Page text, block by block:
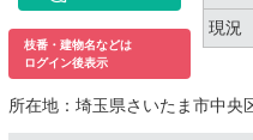
枝番・建物名などは
ログイン後表示
現況
所在地： 埼玉県さいたま市中央